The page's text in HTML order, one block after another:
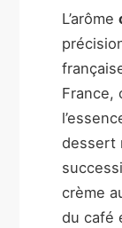
L’arôme
France,
dessert
crème
du café